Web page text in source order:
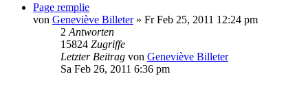
Page remplie
von Geneviève Billeter» Fr Feb 25, 2011 12:24 pm
2 Antworten
15824 Zugriffe
Letzter Beitrag von Geneviève Billeter
Sa Feb 26, 2011 6:36 pm